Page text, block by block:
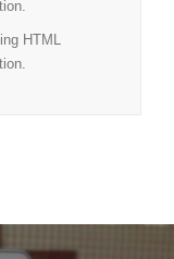
HTML